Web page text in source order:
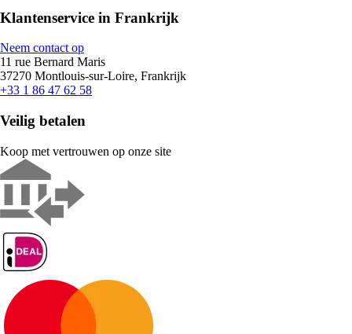
Klantenservice in Frankrijk
Neem contact op
11 rue Bernard Maris
37270 Montlouis-sur-Loire, Frankrijk
+33 1 86 47 62 58
Veilig betalen
Koop met vertrouwen op onze site